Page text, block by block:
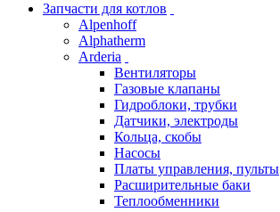
Запчасти для котлов
Alpenhoff
Alphatherm
Arderia
Вентиляторы
Газовые клапаны
Гидроблоки, трубки
Датчики, электроды
Кольца, скобы
Насосы
Платы управления, пульты
Расширительные баки
Теплообменники